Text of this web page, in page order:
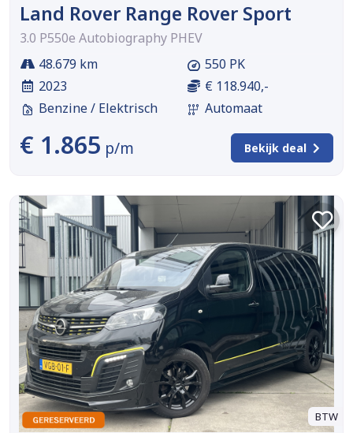
Land Rover Range Rover Sport
3.0 P550e Autobiography PHEV
48.679 km
2023
Benzine / Elektrisch
550 PK
€ 118.940,-
Automaat
€ 1.865 p/m Bekijk deal
BTW